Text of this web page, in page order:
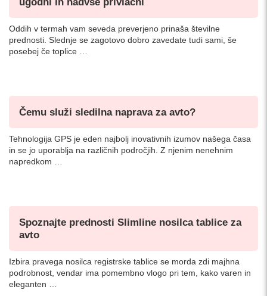
Oddih v termah vam seveda preverjeno prinaša številne
prednosti. Slednje se zagotovo dobro zavedate tudi sami, še
posebej če toplice …
Čemu služi sledilna naprava za avto?
Tehnologija GPS je eden najbolj inovativnih izumov našega časa
in se jo uporablja na različnih področjih. Z njenim nenehnim
napredkom …
Spoznajte prednosti Slimline nosilca tablice za
avto
Izbira pravega nosilca registrske tablice se morda zdi majhna
podrobnost, vendar ima pomembno vlogo pri tem, kako varen in
eleganten …